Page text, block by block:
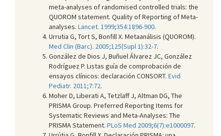
meta-analyses of randomised controlled trials: the
QUOROM statement. Quality of Reporting of Meta-
analyses. Lancet. 1999;354:1896-900.
Urrutia G, Tort S, Bonfill X. Metaanálisis (QUOROM).
Med Clin (Barc). 2005;125(Supl 1):32-7.
González de Dios J, Buñuel Álvarez JC, González
Rodríguez P. Listas guía de comprobación de
ensayos clínicos: declaración CONSORT. Evid
Pediatr. 2011;7:72.
Moher D, Liberati A, Tetzlaff J, Altman DG, The
PRISMA Group. Preferred Reporting Items for
Systematic Reviews and Meta-Analyses: The
PRISMA Statement. PLoS Med 2009;6(7):e1000097.